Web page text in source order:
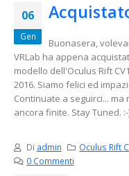
06
Gen
Buonasera,
VRLab ha appena
modello dell'Oculus Rift
2016. Siamo felici ed
Continuate a seguirci...
ancora finite. Stay Tuned. :-
Di admin Oculus Rift
0 Commenti